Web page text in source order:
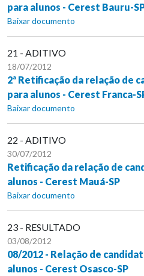
para alunos - Cerest Bauru-
Baixar documento
21 - ADITIVO
18/07/2012
2ª Retificação da relação de
para alunos - Cerest Franca-
Baixar documento
22 - ADITIVO
30/07/2012
Retificação da relação de
alunos - Cerest Mauá-SP
Baixar documento
23 - RESULTADO
03/08/2012
08/2012 - Relação de
alunos - Cerest Osasco-SP